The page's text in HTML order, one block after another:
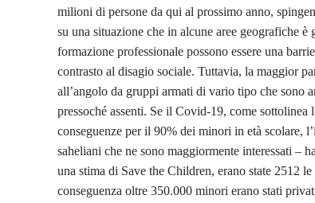
milioni di persone da qui al prossimo anno,
su una situazione che in alcune aree geografiche
formazione professionale possono essere una
contrasto al disagio sociale. Tuttavia, la maggior
all’angolo da gruppi armati di vario tipo che sono
pressoché assenti. Se il Covid-19, come
conseguenze per il 90% dei minori in età scolare,
saheliani che ne sono maggiormente interessati –
una stima di Save the Children, erano state 2512
conseguenza oltre 350.000 minori erano stati